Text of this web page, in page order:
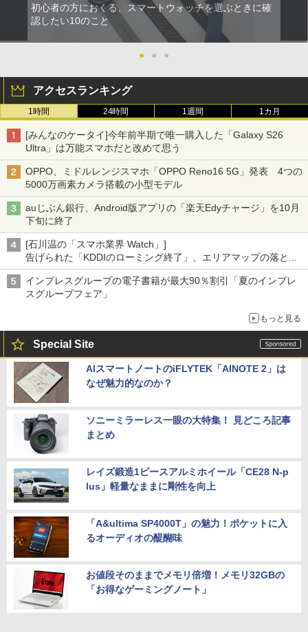
初心者の方におくる、スマートウォッチを選ぶときに確
認したい10のこと
● ● ●
アクセスランキング
1時間 24時間 1週間 1カ月
[みんなのケータイ]今年前半期で唯一購入した「Galaxy S26
Ultra」は万能スマホだと改めて思う
OPPO、ミドルレンジスマホ「OPPO Reno16 5G」発表 4つの
5000万画素カメラ搭載の小型モデル
auじぶん銀行、Android版アプリの「楽天Edyチャージ」を10月
下旬に終了
[石川温の「スマホ業界 Watch」]
告げられた「KDDIのローミング終了」、エリアマップの落とし
穴と楽天モバイルの課題
インプレスグループの電子書籍が最大90％割引「夏のインプレ
スグループフェア」
もっと見る
Special Site
AIスマートノートのiFLYTEK「AINOTE 2」は
なぜ魅力的なのか？
ソニーミラーレス一眼の大特集！ 見どころ記事
まとめ
レイズ鍛造1ピースアルミホイール「CE28 N-p
lus」軽量なままに剛性を向上
「A&ultima SP4000T」の魅力！ポケットに入
るオーディオの醍醐味
お値段そのままでメモリ倍増！メモリ32GBの
「お得なゲーミングノート」